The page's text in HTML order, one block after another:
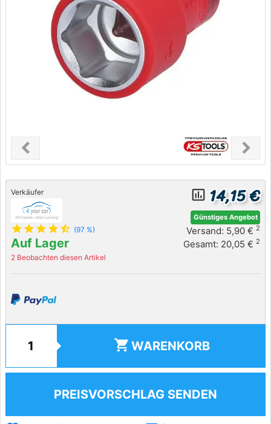
chevron_leftPrevious chevron_right
Next
Verkäufer
star star star star star_half (97 %)
Auf Lager
2 Beobachten diesen Artikel
insert_chart_outlined 14,15 €
Günstiges Angebot
Versand: 5,90 € 2
Gesamt: 20,05 € 2
shopping_cart WARENKORB
PREISVORSCHLAG SENDEN